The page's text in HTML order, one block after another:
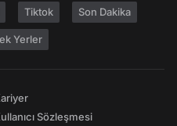
Tiktok Son Dakika
Yerler
Sözleşmesi